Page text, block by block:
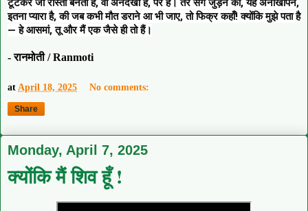
टूटकर जो रास्ता बनता है, वो अनदेखा है, पर है। तेरे संग जुड़ने का, यह अनोखापन,
इतना प्यारा है, की जब कभी मौत डराने आ भी जाए, तो फिक्र कहाँ! क्योंकि मुझे पता है
— हे आसमां, तू और मैं एक जैसे ही तो हैं।
- रानमोती / Ranmoti
at April 18, 2025 No comments:
Share
Monday, April 7, 2025
क्योंकि मैं शिव हूँ !